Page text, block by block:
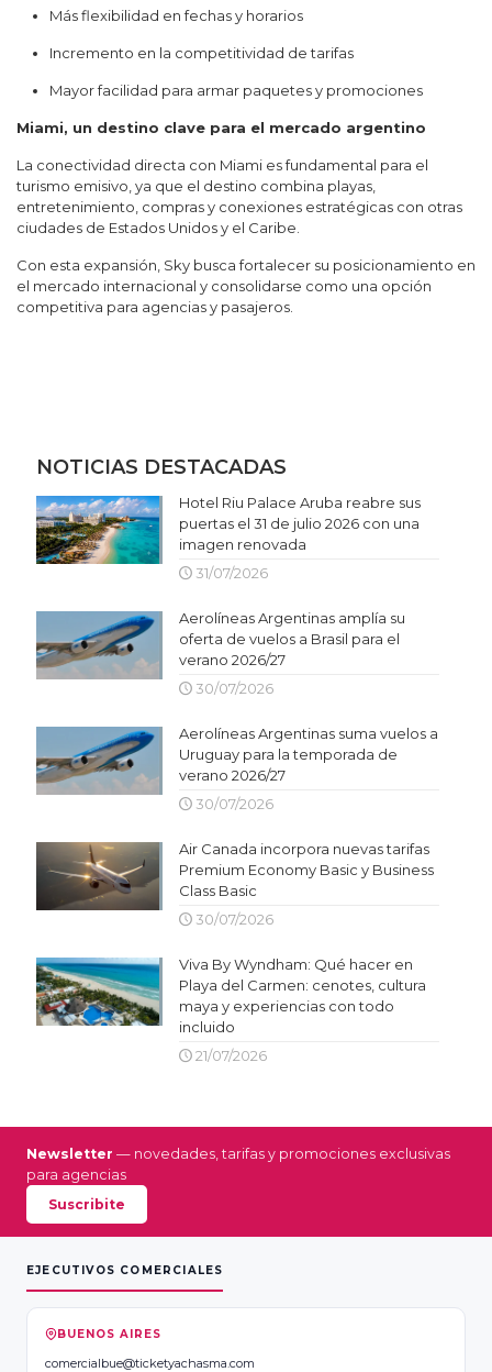
Más flexibilidad en fechas y horarios
Incremento en la competitividad de tarifas
Mayor facilidad para armar paquetes y promociones
Miami, un destino clave para el mercado argentino
La conectividad directa con Miami es fundamental para el
turismo emisivo, ya que el destino combina playas,
entretenimiento, compras y conexiones estratégicas con otras
ciudades de Estados Unidos y el Caribe.
Con esta expansión, Sky busca fortalecer su posicionamiento en
el mercado internacional y consolidarse como una opción
competitiva para agencias y pasajeros.
NOTICIAS DESTACADAS
Hotel Riu Palace Aruba reabre sus
puertas el 31 de julio 2026 con una
imagen renovada
31/07/2026
Aerolíneas Argentinas amplía su
oferta de vuelos a Brasil para el
verano 2026/27
30/07/2026
Aerolíneas Argentinas suma vuelos a
Uruguay para la temporada de
verano 2026/27
30/07/2026
Air Canada incorpora nuevas tarifas
Premium Economy Basic y Business
Class Basic
30/07/2026
Viva By Wyndham: Qué hacer en
Playa del Carmen: cenotes, cultura
maya y experiencias con todo
incluido
21/07/2026
Newsletter — novedades, tarifas y promociones exclusivas
para agencias
Suscribite
EJECUTIVOS COMERCIALES
BUENOS AIRES
comercialbue@ticketyachasma.com